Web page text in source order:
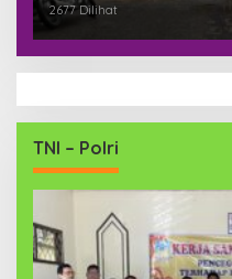
2677 Dilihat
TNI – Polri